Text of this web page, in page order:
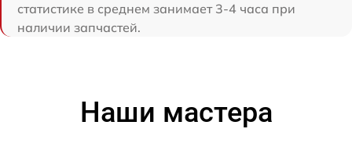
статистике в среднем занимает 3-4 часа при
наличии запчастей.
Наши мастера